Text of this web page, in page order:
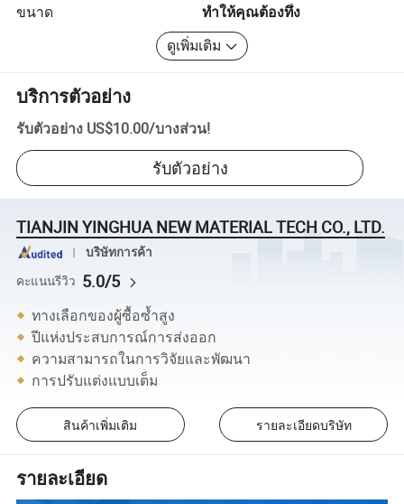
ขนาด
ทำให้คุณต้องทึ่ง
ดูเพิ่มเติม
บริการตัวอย่าง
รับตัวอย่าง US$10.00/บางส่วน!
รับตัวอย่าง
TIANJIN YINGHUA NEW MATERIAL TECH CO., LTD.
บริษัทการค้า
คะแนนรีวิว 5.0/5
ทางเลือกของผู้ซื้อซ้ำสูง
ปีแห่งประสบการณ์การส่งออก
ความสามารถในการวิจัยและพัฒนา
การปรับแต่งแบบเต็ม
สินค้าเพิ่มเติม รายละเอียดบริษัท
รายละเอียด